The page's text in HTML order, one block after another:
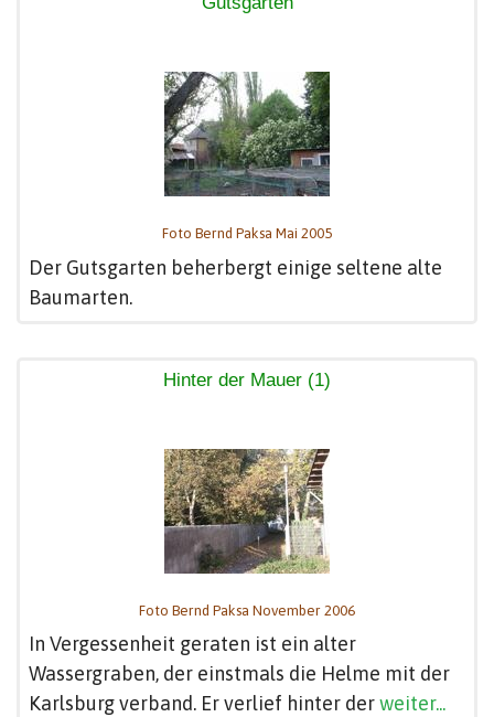
Foto Bernd Paksa Mai 2005
Der Gutsgarten beherbergt einige seltene alte
Baumarten.
Hinter der Mauer (1)
Foto Bernd Paksa November 2006
In Vergessenheit geraten ist ein alter
Wassergraben, der einstmals die Helme mit der
Karlsburg verband. Er verlief hinter derweiter...